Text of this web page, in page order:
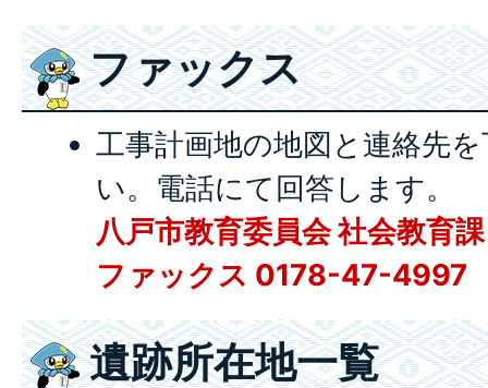
ファックス
工事計画地の地図と連絡先
い。電話にて回答します。
八戸市教育委員会 社会教育
ファックス 0178-47-4997
遺跡所在地一覧